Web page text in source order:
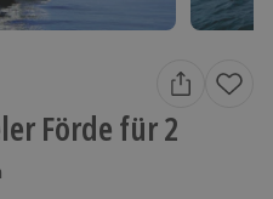
Förde für 2